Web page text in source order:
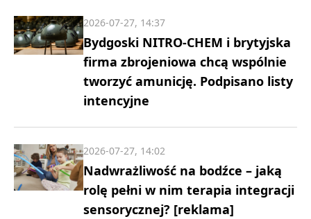
Bydgoski NITRO-CHEM i brytyjska
firma zbrojeniowa chcą wspólnie
tworzyć amunicję. Podpisano listy
intencyjne
2026-07-27, 14:37
Nadwrażliwość na bodźce – jaką
rolę pełni w nim terapia integracji
sensorycznej? [reklama]
2026-07-27, 14:02